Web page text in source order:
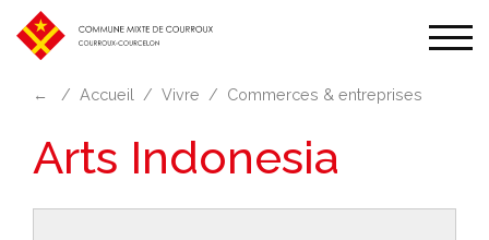
← Accueil Vivre Commerces & entreprises
Arts Indonesia